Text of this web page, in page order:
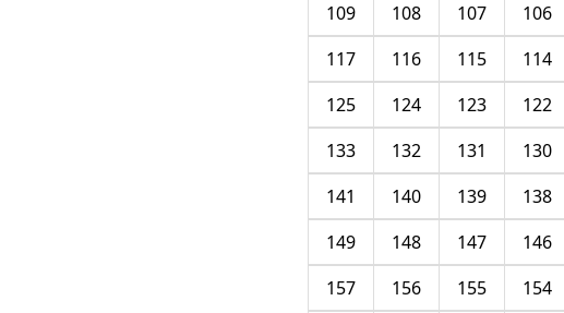
106
107
108
109
114
115
116
117
122
123
124
125
130
131
132
133
138
139
140
141
146
147
148
149
154
155
156
157